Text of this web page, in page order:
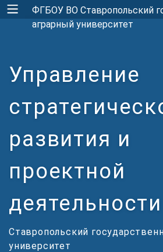
ФГБОУ ВО Ставропольский
аграрный университет
Управление
развития и
проектной
деятельности
Ставропольский
университет